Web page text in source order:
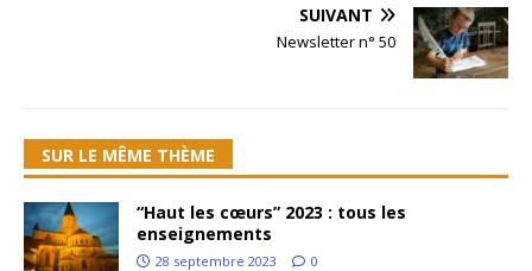
SUIVANT
Newsletter n° 50
SUR LE MÊME THÈME
“Haut les cœurs” 2023 : tous les
enseignements
28 septembre 2023 0